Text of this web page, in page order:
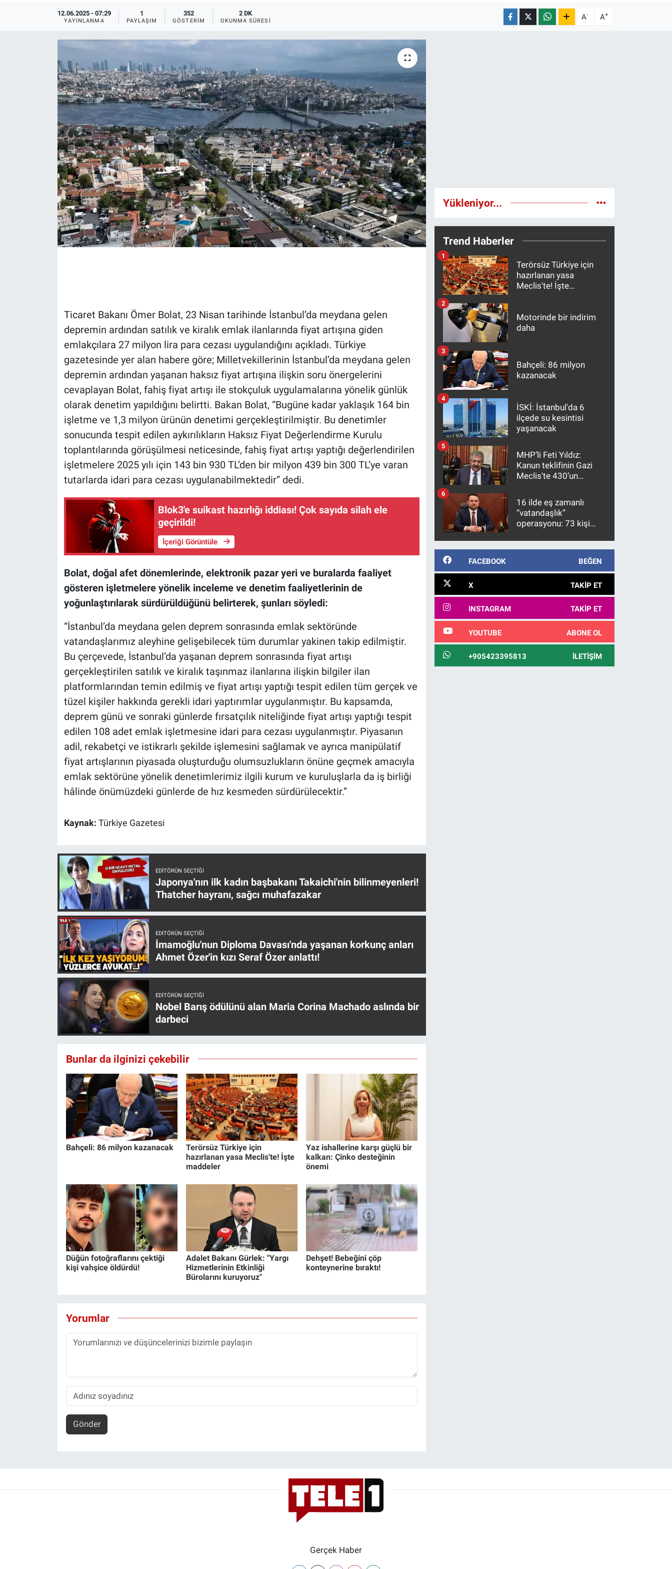
12.06.2025 - 07:29
YAYINLANMA
1
PAYLAŞIM
352
GÖSTERIM
2 DK
OKUNMA SÜRESI A- A+
Ticaret Bakanı Ömer Bolat, 23 Nisan tarihinde İstanbul’da meydana gelen
depremin ardından satılık ve kiralık emlak ilanlarında fiyat artışına giden
emlakçılara 27 milyon lira para cezası uygulandığını açıkladı. Türkiye
gazetesinde yer alan habere göre; Milletvekillerinin İstanbul’da meydana gelen
depremin ardından yaşanan haksız fiyat artışına ilişkin soru önergelerini
cevaplayan Bolat, fahiş fiyat artışı ile stokçuluk uygulamalarına yönelik günlük
olarak denetim yapıldığını belirtti. Bakan Bolat, “Bugüne kadar yaklaşık 164 bin
işletme ve 1,3 milyon ürünün denetimi gerçekleştirilmiştir. Bu denetimler
sonucunda tespit edilen aykırılıkların Haksız Fiyat Değerlendirme Kurulu
toplantılarında görüşülmesi neticesinde, fahiş fiyat artışı yaptığı değerlendirilen
işletmelere 2025 yılı için 143 bin 930 TL’den bir milyon 439 bin 300 TL’ye varan
tutarlarda idari para cezası uygulanabilmektedir” dedi.
Blok3'e suikast hazırlığı iddiası! Çok sayıda silah ele
geçirildi!
İçeriği Görüntüle
Bolat, doğal afet dönemlerinde, elektronik pazar yeri ve buralarda faaliyet
gösteren işletmelere yönelik inceleme ve denetim faaliyetlerinin de
yoğunlaştırılarak sürdürüldüğünü belirterek, şunları söyledi:
“İstanbul’da meydana gelen deprem sonrasında emlak sektöründe
vatandaşlarımız aleyhine gelişebilecek tüm durumlar yakinen takip edilmiştir.
Bu çerçevede, İstanbul’da yaşanan deprem sonrasında fiyat artışı
gerçekleştirilen satılık ve kiralık taşınmaz ilanlarına ilişkin bilgiler ilan
platformlarından temin edilmiş ve fiyat artışı yaptığı tespit edilen tüm gerçek ve
tüzel kişiler hakkında gerekli idari yaptırımlar uygulanmıştır. Bu kapsamda,
deprem günü ve sonraki günlerde fırsatçılık niteliğinde fiyat artışı yaptığı tespit
edilen 108 adet emlak işletmesine idari para cezası uygulanmıştır. Piyasanın
adil, rekabetçi ve istikrarlı şekilde işlemesini sağlamak ve ayrıca manipülatif
fiyat artışlarının piyasada oluşturduğu olumsuzlukların önüne geçmek amacıyla
emlak sektörüne yönelik denetimlerimiz ilgili kurum ve kuruluşlarla da iş birliği
hâlinde önümüzdeki günlerde de hız kesmeden sürdürülecektir.”
Kaynak: Türkiye Gazetesi
EDITÖRÜN SEÇTIĞI
Japonya'nın ilk kadın başbakanı Takaichi'nin bilinmeyenleri!
Thatcher hayranı, sağcı muhafazakar
EDITÖRÜN SEÇTIĞI
İmamoğlu'nun Diploma Davası'nda yaşanan korkunç anları
Ahmet Özer'in kızı Seraf Özer anlattı!
EDITÖRÜN SEÇTIĞI
Nobel Barış ödülünü alan Maria Corina Machado aslında bir
darbeci
Bunlar da ilginizi çekebilir
Bahçeli: 86 milyon kazanacak
Terörsüz Türkiye için
hazırlanan yasa Meclis'te! İşte
maddeler
Yaz ishallerine karşı güçlü bir
kalkan: Çinko desteğinin
önemi
Düğün fotoğraflarını çektiği
kişi vahşice öldürdü!
Adalet Bakanı Gürlek: "Yargı
Hizmetlerinin Etkinliği
Bürolarını kuruyoruz"
Dehşet! Bebeğini çöp
konteynerine bıraktı!
Yorumlar
Gönder
Yükleniyor...
Trend Haberler
Terörsüz Türkiye için
hazırlanan yasa
Meclis'te! İşte
1
Motorinde bir indirim
daha
2
Bahçeli: 86 milyon
kazanacak
3
İSKİ: İstanbul'da 6
ilçede su kesintisi
yaşanacak
4
MHP’li Feti Yıldız:
Kanun teklifinin Gazi
Meclis'te 430’un
kanunlaşacağı
görülmektedir
5
16 ilde eş zamanlı
“vatandaşlık”
operasyonu: 73 kişi
6
FACEBOOK BEĞEN
X TAKIP ET
INSTAGRAM TAKIP ET
YOUTUBE ABONE OL
+905423395813 İLETIŞIM
Gerçek Haber
Ege'den Esintiler
Eğlence
Ekonomi
Gerçeğin İzinde
Gün Başlıyor
Gün Bitiyor
Gün Ortası
Gündem Özel
Koronavirüs
Kültür Sanat
Ne demişti
Programlar
Teknoloji
Türkiye'nin Geleceği
Türkiye'nin Gündemi
Yerel Gündem
Yerel Yaşam
Canlı Yayın